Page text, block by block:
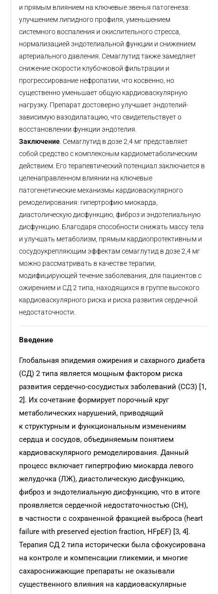
и прямым влиянием на ключевые звенья патогенеза:
улучшением липидного профиля, уменьшением
системного воспаления и окислительного стресса,
нормализацией эндотелиальной функции и снижением
артериального давления. Семаглутид также замедляет
снижение скорости клубочковой фильтрации и
прогрессирование нефропатии, что косвенно, но
существенно уменьшает общую кардиоваскулярную
нагрузку. Препарат достоверно улучшает эндотелий-
зависимую вазодилатацию, что свидетельствует о
восстановлении функции эндотелия.
Заключение . Семаглутид в дозе 2,4 мг представляет
собой средство с комплексным кардиометаболическим
действием. Его терапевтический потенциал заключается в
целенаправленном влиянии на ключевые
патогенетические механизмы кардиоваскулярного
ремоделирования: гипертрофию миокарда,
диастолическую дисфункцию, фиброз и эндотелиальную
дисфункцию. Благодаря способности снижать массу тела
и улучшать метаболизм, прямым кардиопротективным и
сосудоукрепляющим эффектам семаглутид в дозе 2,4 мг
можно рассматривать в качестве терапии,
модифицирующей течение заболевания, для пациентов с
ожирением и СД 2 типа, находящихся в группе высокого
кардиоваскулярного риска и риска развития сердечной
недостаточности.
Введение
Глобальная эпидемия ожирения и сахарного диабета
(СД) 2 типа является мощным фактором риска
развития сердечно-сосудистых заболеваний (ССЗ) [1,
2]. Их сочетание формирует порочный круг
метаболических нарушений, приводящий
к структурным и функциональным изменениям
сердца и сосудов, объединяемым понятием
кардиоваскулярного ремоделирования. Данный
процесс включает гипертрофию миокарда левого
желудочка (ЛЖ), диастолическую дисфункцию,
фиброз и эндотелиальную дисфункцию, что в итоге
проявляется сердечной недостаточностью (СН),
в частности с сохраненной фракцией выброса (heart
failure with preserved ejection fraction, HFpEF) [3, 4].
Терапия СД 2 типа исторически была сфокусирована
на контроле и компенсации гликемии, и многие
сахароснижающие препараты не оказывали
существенного влияния на кардиоваскулярные